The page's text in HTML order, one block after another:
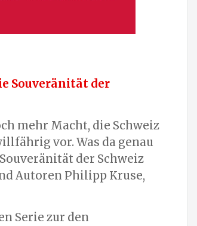
Souveränität der
mehr Macht, die Schweiz
vor. Was da genau
der Schweiz
Autoren Philipp Kruse,
Serie zur den